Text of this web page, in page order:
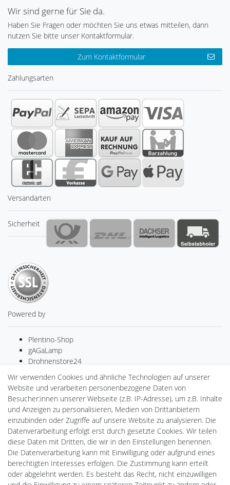
Wir sind gerne für Sie da.
Haben Sie Fragen oder möchten Sie uns etwas mitteilen, dann
nutzen Sie bitte unser Kontaktformular.
Zum Kontaktformular
Zahlungsarten
Versandarten
Sicherheit
Powered by
Plentino-Shop
gAGaLamp
Drohnenstore24
MeinUSB
Batteriespeicher
PlentiSolar
Gebrauchtlicht
Ledkauf
DEYESOLAR
Lightech Connect
CardanLight Europe
FORTIMO LEDs
LED-RETROSHOP
Wallbox24
Wir verwenden Cookies und ähnliche Technologien auf unserer
Website und verarbeiten personenbezogene Daten von
Besucher:innen unserer Webseite (z.B. IP-Adresse), um z.B. Inhalte
und Anzeigen zu personalisieren, Medien von Drittanbietern
einzubinden oder Zugriffe auf unsere Website zu analysieren. Die
Datenverarbeitung erfolgt erst durch gesetzte Cookies. Wir teilen
diese Daten mit Dritten, die wir in den Einstellungen benennen.
Die Datenverarbeitung kann mit Einwilligung oder aufgrund eines
berechtigten Interesses erfolgen. Die Zustimmung kann erteilt
oder abgelehnt werden. Es besteht das Recht, nicht einzuwilligen